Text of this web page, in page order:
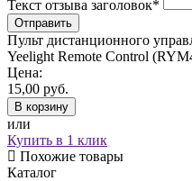
Текст отзыва заголовок*
Пульт дистанционного
Yeelight Remote Control
Цена:
15,00 руб.
В корзину
или
Купить в 1 клик
Похожие товары
Каталог